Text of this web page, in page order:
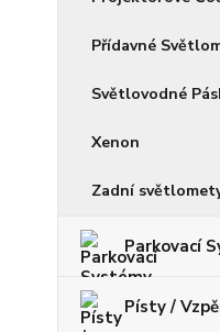
Přídavné
Světlovodné
Xenon
Zadní
Parkovací
Písty /